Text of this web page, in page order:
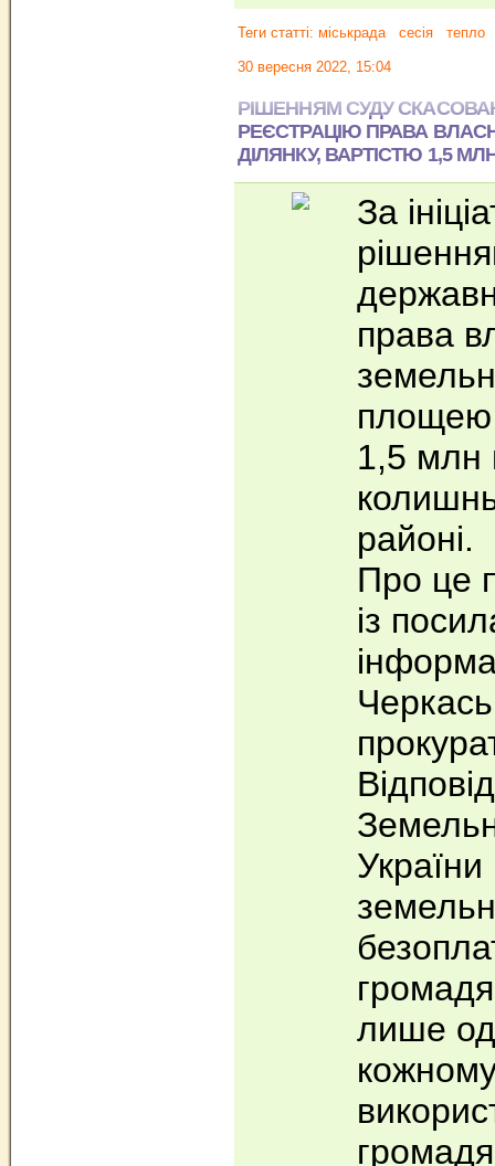
Теги статті: міськрада сесія тепло
30 вересня 2022, 15:04
РІШЕННЯМ СУДУ
РЕЄСТРАЦІЮ ПРАВА
ДІЛЯНКУ, ВАРТІСТЮ 1,5
За
права
площею
1,5 млн
районі.
Про це
із
лише